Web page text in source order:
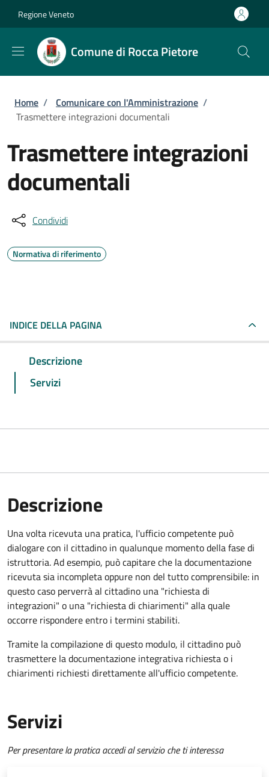
Regione Veneto
Comune di Rocca Pietore
Briciole di pane
Home / Comunicare con l'Amministrazione /
Trasmettere integrazioni documentali
Trasmettere integrazioni
documentali
Condividi
Normativa di riferimento
INDICE DELLA PAGINA
Descrizione
Servizi
Descrizione
Una volta ricevuta una pratica, l'ufficio competente può
dialogare con il cittadino in qualunque momento della fase di
istruttoria. Ad esempio, può capitare che la documentazione
ricevuta sia incompleta oppure non del tutto comprensibile: in
questo caso perverrà al cittadino una "richiesta di
integrazioni" o una "richiesta di chiarimenti" alla quale
occorre rispondere entro i termini stabiliti.
Tramite la compilazione di questo modulo, il cittadino può
trasmettere la documentazione integrativa richiesta o i
chiarimenti richiesti direttamente all'ufficio competente.
Servizi
Per presentare la pratica accedi al servizio che ti interessa